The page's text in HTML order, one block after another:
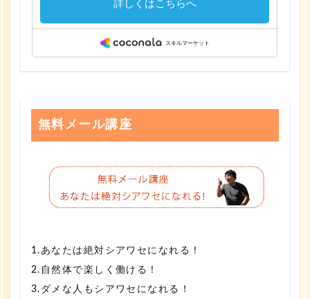
無料メール講座
1.あなたは絶対シアワセになれる！
2.自然体で楽しく働ける！
3.ダメな人もシアワセになれる！